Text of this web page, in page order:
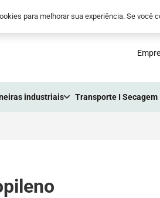
(41) 9 8794-6555
industriais Transporte I
para melhorar sua experiência. Se você